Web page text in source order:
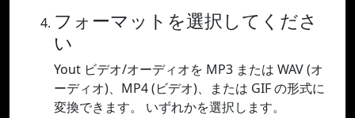
フォーマットを選択してくださ
い
Yout ビデオ/オーディオを MP3 または WAV (オ
ーディオ)、MP4 (ビデオ)、または GIF の形式に
変換できます。 いずれかを選択します。